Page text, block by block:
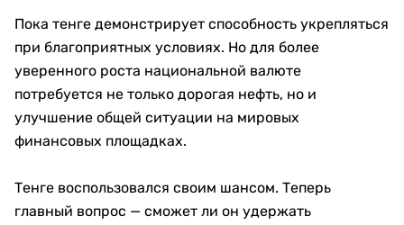
Пока тенге демонстрирует способность укрепляться
при благоприятных условиях. Но для более
уверенного роста национальной валюте
потребуется не только дорогая нефть, но и
улучшение общей ситуации на мировых
финансовых площадках.
Тенге воспользовался своим шансом. Теперь
главный вопрос — сможет ли он удержать